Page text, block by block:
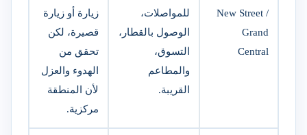
New Street /
Grand
Central
للمواصلات،
الوصول بالقطار،
التسوق،
والمطاعم
القريبة.
زيارة أو زيارة
قصيرة، لكن
تحقق من
الهدوء والعزل
لأن المنطقة
مركزية.